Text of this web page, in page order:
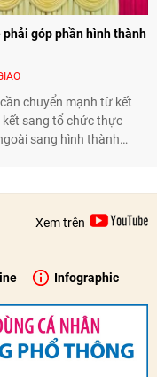
góp phần hình thành
chuyển mạnh từ kết
kết sang tổ chức thực
sang hình thành
Xem trên
Infographic